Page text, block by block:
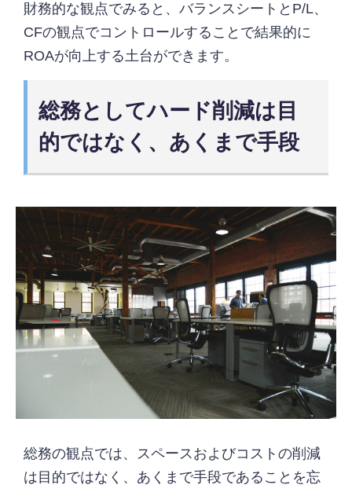
財務的な観点でみると、バランスシートとP/L、
CFの観点でコントロールすることで結果的に
ROAが向上する土台ができます。
総務としてハード削減は目
的ではなく、あくまで手段
総務の観点では、スペースおよびコストの削減
は目的ではなく、あくまで手段であることを忘